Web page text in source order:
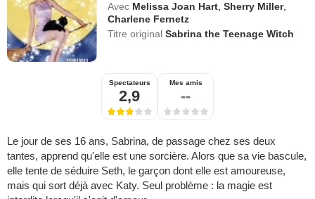
Avec Melissa Joan Hart,Sherry Miller,
Charlene Fernetz
Titre originalSabrina the Teenage Witch
Spectateurs
2,9
Mes amis
--
Le jour de ses 16 ans, Sabrina, de passage chez ses deux
tantes, apprend qu'elle est une sorcière. Alors que sa vie bascule,
elle tente de séduire Seth, le garçon dont elle est amoureuse,
mais qui sort déjà avec Katy. Seul problème : la magie est